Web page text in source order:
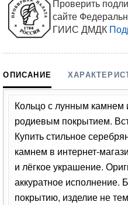
Проверить
сайте
ГИИС ДМДК
ОПИСАНИЕ
Кольцо с лунным камнем
родиевым покрытием.
Купить стильное
камнем в интернет-
и лёгкое украшение.
аккуратное исполнение.
покрытию, изделие не